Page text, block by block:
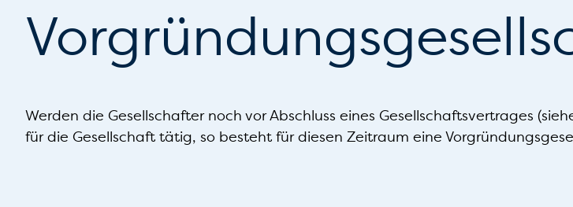
Werden die Gesellschafter noch vor Abschluss eines Gesellschaftsvertrages
für die Gesellschaft tätig, so besteht für diesen Zeitraum eine